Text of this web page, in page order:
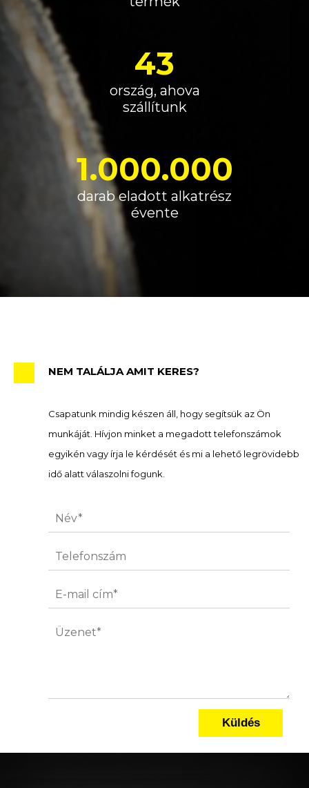
43
ország, ahova
szállítunk
1.000.000
darab eladott alkatrész
évente
NEM TALÁLJA AMIT KERES?
Csapatunk mindig készen áll, hogy segítsük az Ön
munkáját. Hívjon minket a megadott telefonszámok
egyikén vagy írja le kérdését és mi a lehető legrövidebb
idő alatt válaszolni fogunk.
Küldés